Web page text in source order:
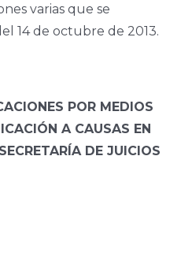
varias que se
14 de octubre de 2013.
POR MEDIOS
A CAUSAS EN
DE JUICIOS